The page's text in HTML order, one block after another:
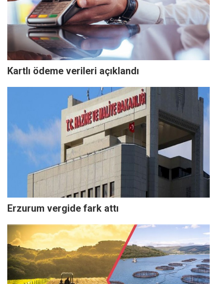
Kartlı ödeme verileri açıklandı
Erzurum vergide fark attı